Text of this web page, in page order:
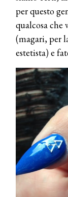
per questo
qualcosa che
(magari, per
estetista) e